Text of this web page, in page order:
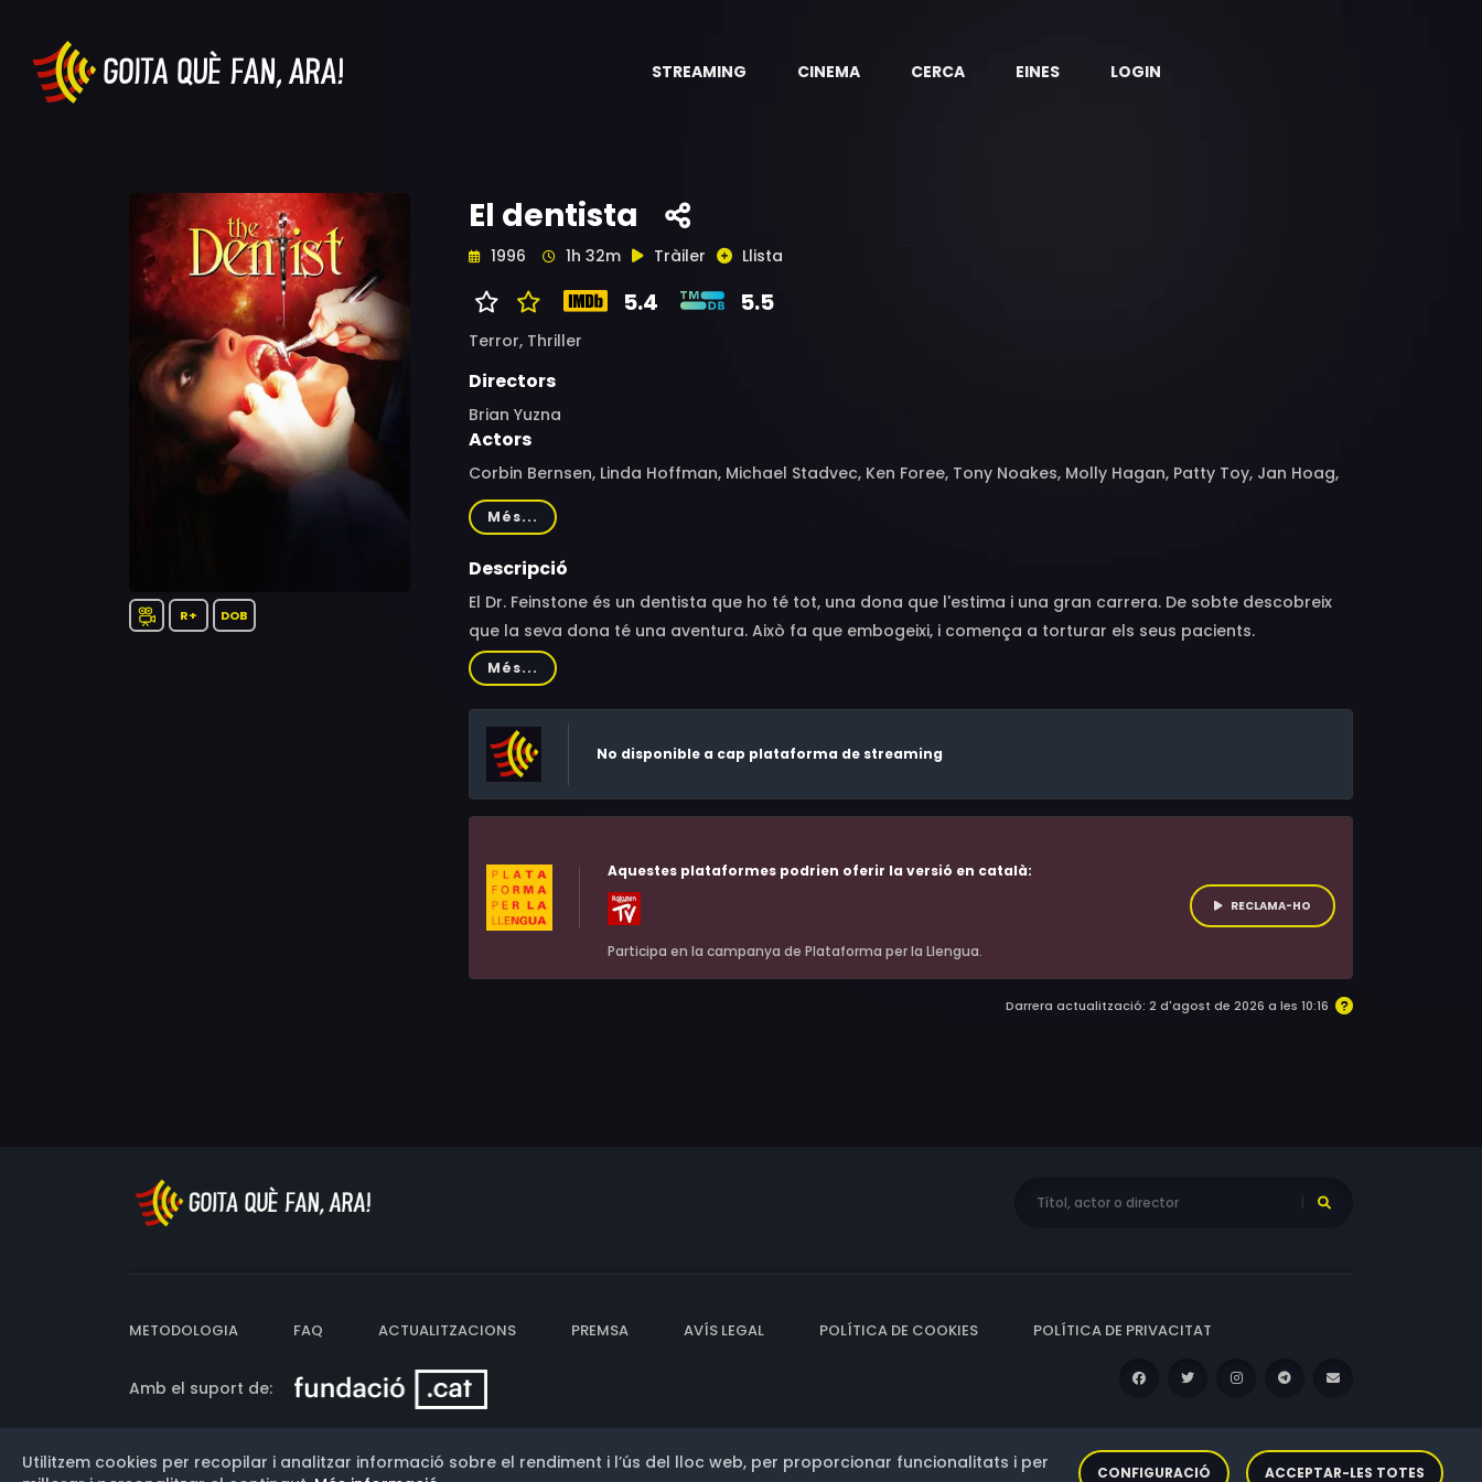
STREAMING CINEMA CERCA EINES LOGIN
R+ DOB
El dentista
1996 1h 32m Tràiler Llista
5.4 5.5
Terror, Thriller
Directors
Brian Yuzna
Actors
Corbin Bernsen, Linda Hoffman, Michael Stadvec, Ken Foree, Tony Noakes, Molly Hagan, Patty Toy, Jan Hoag,
Virginya Keehne, Earl Boen, Christa Sauls, Mark Ruffalo, Lise Simms, Joanne Baron, Christopher Kriesa, Sal
Viscuso, Betsy Monroe, Brian Yuzna, Brian McLaughlin
Més...
Descripció
El Dr. Feinstone és un dentista que ho té tot, una dona que l'estima i una gran carrera. De sobte descobreix
que la seva dona té una aventura. Això fa que embogeixi, i comença a torturar els seus pacients.
Més...
No disponible a cap plataforma de streaming
Aquestes plataformes podrien oferir la versió en català:
Participa en la campanya de Plataforma per la Llengua.
RECLAMA-HO
Darrera actualització: 2 d'agost de 2026 a les 10:16
METODOLOGIA FAQ ACTUALITZACIONS PREMSA AVÍS LEGAL POLÍTICA DE COOKIES POLÍTICA DE PRIVACITAT
Amb el suport de:
Versió: 3.13.0.202607011342
Utilitzem cookies per recopilar i analitzar informació sobre el rendiment i l’ús del lloc web, per proporcionar funcionalitats i per
CONFIGURACIÓ ACCEPTAR-LES TOTES